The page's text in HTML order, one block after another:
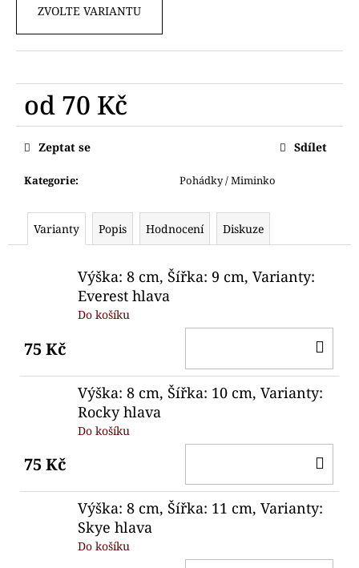
ZVOLTE VARIANTU
od 70 Kč
Měrná
cena:
Kategorie: Pohádky / Miminko
Zeptat se Sdílet
Varianty Popis Hodnocení Diskuze
Výška: 8 cm, Šířka: 9 cm, Varianty:
Everest hlava
Do košíku
75 Kč
Výška: 8 cm, Šířka: 10 cm, Varianty:
Rocky hlava
Do košíku
75 Kč
Výška: 8 cm, Šířka: 11 cm, Varianty:
Skye hlava
Do košíku
j
e
e
MEDVÍDEK
89
Kč